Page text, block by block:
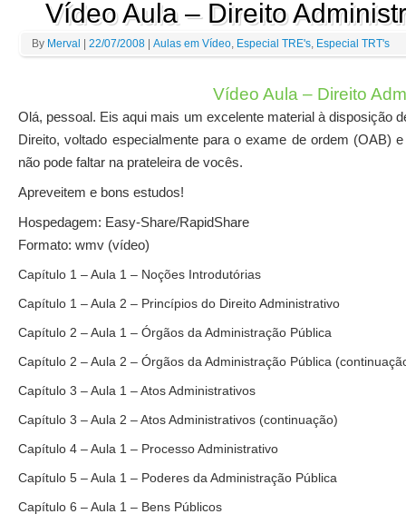
Vídeo Aula – Direito
By Merval | 22/07/2008 | Aulas em Vídeo Especial TRE's Especial TRT's
Vídeo Aula – Direito
Olá, pessoal. Eis aqui mais um excelente material à disposição
Direito, voltado especialmente para o exame de ordem (OAB)
não pode faltar na prateleira de vocês.
Apreveitem e bons estudos!
Hospedagem: Easy-Share/RapidShare
Formato: wmv (vídeo)
Capítulo 1 – Aula 1 – Noções Introdutórias
Capítulo 1 – Aula 2 – Princípios do Direito Administrativo
Capítulo 2 – Aula 1 – Órgãos da Administração Pública
Capítulo 2 – Aula 2 – Órgãos da Administração Pública
Capítulo 3 – Aula 1 – Atos Administrativos
Capítulo 3 – Aula 2 – Atos Administrativos (continuação)
Capítulo 4 – Aula 1 – Processo Administrativo
Capítulo 5 – Aula 1 – Poderes da Administração Pública
Capítulo 6 – Aula 1 – Bens Públicos